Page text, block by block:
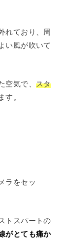
れており、周
い風が吹いて
気で、 スタ
す。
ラをセッ
トスパートの
がとても痛か